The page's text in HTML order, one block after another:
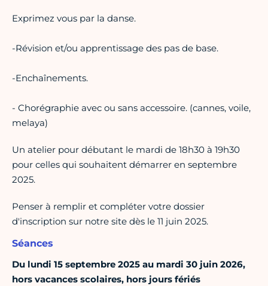
Exprimez vous par la danse.
-Révision et/ou apprentissage des pas de base.
-Enchaînements.
- Chorégraphie avec ou sans accessoire. (cannes, voile,
melaya)
Un atelier pour débutant le mardi de 18h30 à 19h30
pour celles qui souhaitent démarrer en septembre
2025.
Penser à remplir et compléter votre dossier
d'inscription sur notre site dès le 11 juin 2025.
Séances
Du lundi 15 septembre 2025 au mardi 30 juin 2026,
hors vacances scolaires, hors jours fériés